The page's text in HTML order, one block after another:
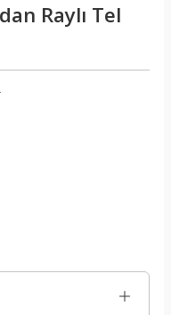
Raylı Tel